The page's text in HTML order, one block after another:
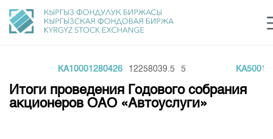
Финансовый рынок KG login Рус Кыр
KA10001280426 12258039.5 5
Итоги проведения Годового собрания
акционеров ОАО «Автоуслуги»